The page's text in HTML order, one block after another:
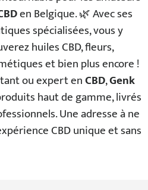
en Belgique. 🌿 Avec ses
spécialisées, vous y
huiles CBD, fleurs,
et bien plus encore !
ou expert enCBD,Genk
haut de gamme, livrés
Une adresse à ne
CBD unique et sans